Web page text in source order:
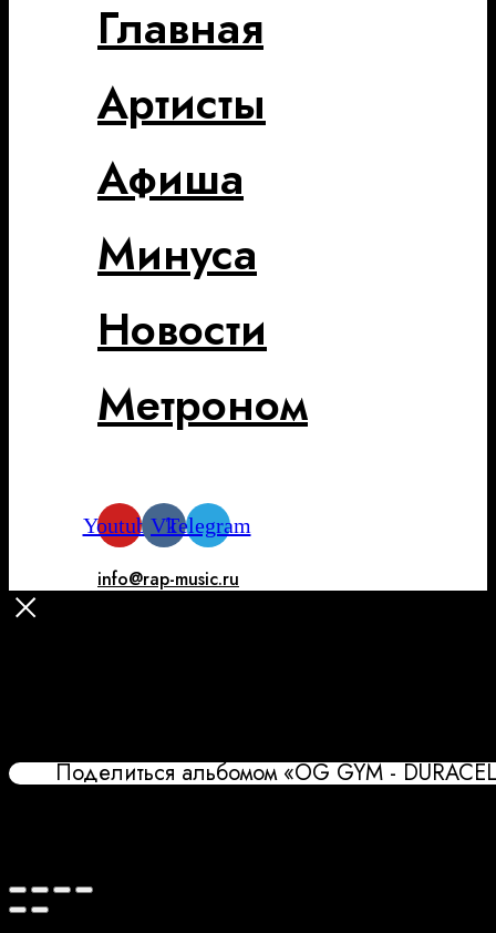
Главная
Артисты
Афиша
Минуса
Новости
Метроном
YoutubeVkTelegram
info@rap-music.ru
Поделиться альбомом «OG GYM -